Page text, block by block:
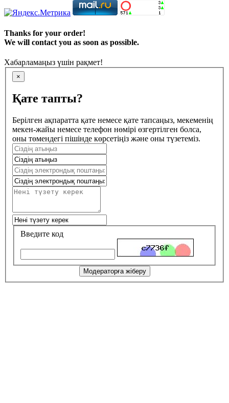
Thanks for your order!
We will contact you as soon as possible.
Хабарламаңыз үшін рақмет!
×
Қате тапты?
Берілген ақпаратта қате немесе қате тапсаңыз, мекеменің
мекен-жайы немесе телефон нөмірі өзгертілген болса,
оны төмендегі пішінде көрсетіңіз және оны түзетеміз.
Введите код
Модераторға жіберу